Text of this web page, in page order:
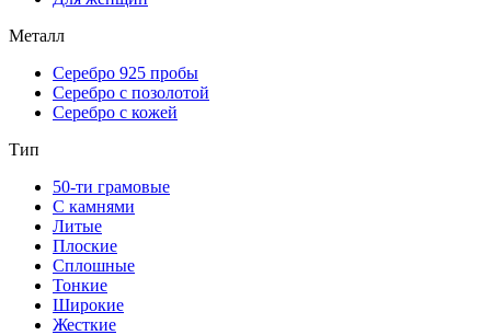
Металл
Серебро 925 пробы
Серебро с позолотой
Серебро с кожей
Тип
50-ти грамовые
С камнями
Литые
Плоские
Сплошные
Тонкие
Широкие
Жесткие